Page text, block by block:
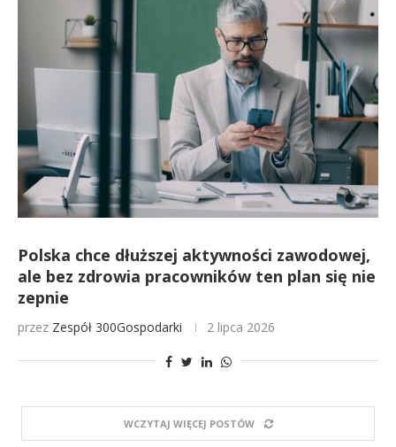
Polska chce dłuższej aktywności zawodowej,
ale bez zdrowia pracowników ten plan się nie
zepnie
przez Zespół 300Gospodarki 2 lipca 2026
WCZYTAJ WIĘCEJ POSTÓW